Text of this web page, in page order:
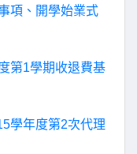
項、開學始業式
第1學期收退費基
學年度第2次代理